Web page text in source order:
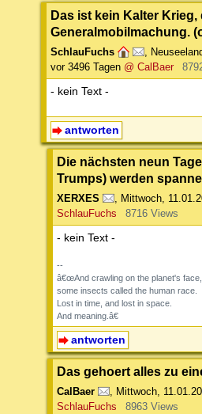
Das ist kein Kalter Krieg,
Generalmobilmachung.
SchlauFuchs ,
vor 3496 Tagen @ CalBaer
- kein Text -
antworten
Die nächsten neun
Trumps) werden
XERXES , Mittwoch,
SchlauFuchs
8716 Views
- kein Text -
--
â€œAnd crawling on the planet's face,
some insects called the human race.
Lost in time, and lost in space.
And meaning.â€
antworten
Das gehoert alles zu
CalBaer , Mittwoch,
SchlauFuchs
8963 Views